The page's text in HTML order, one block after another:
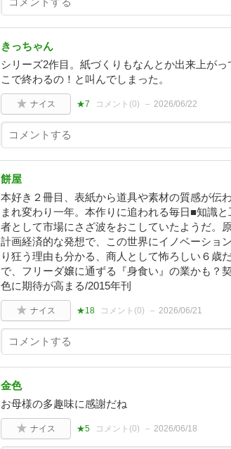
きっちゃん
シリーズ2作目。紙づくりもなんとか出来上が
こで終わるの！と叫んでしまった。
ナイス ★7 コメント(0) 2026/06/22
餅屋
本好き２冊目、表紙から道具や素材の質感が伝
まれ変わり一年。本作りに追われる毎日■知識
者として市場にさざ波をおこしていたようだ。
計画経済的な発想で、この世界にイノベーショ
り狂う理由も分かる、商人として怖ろしい６歳
で、フリーダ嬢に通ずる『身食い』の業かも？
色に期待が高まる/2015年刊
ナイス ★18 コメント(0) 2026/06/21
金色
お母様の多趣味に感謝だね
ナイス ★5 コメント(0) 2026/06/18